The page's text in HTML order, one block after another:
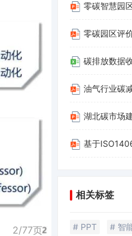
2/77页
零碳智慧园
零碳园区评
碳排放数据
油气行业碳
湖北碳市场
基于ISO14064和ISO14067碳
相关标签
# PPT # 智